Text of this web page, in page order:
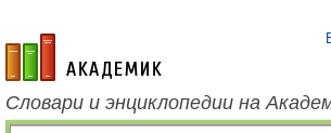
academic.ru
Словари и энциклопедии на